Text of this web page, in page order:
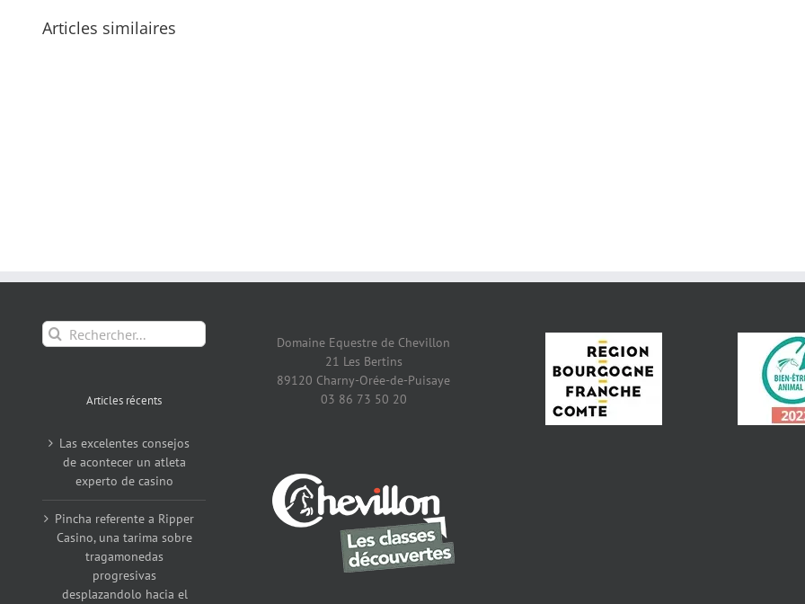
Articles similaires
Rechercher:
Articles récents
Las excelentes consejos
de acontecer un atleta
experto de casino
Pincha referente a Ripper
Casino, una tarima sobre
tragamonedas
progresivas
desplazandolo hacia el
Domaine Equestre de Chevillon
21 Les Bertins
89120 Charny-Orée-de-Puisaye
03 86 73 50 20